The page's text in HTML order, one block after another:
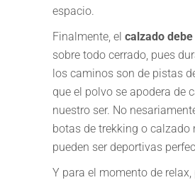
espacio.
Finalmente, el calzado
sobre todo cerrado, pues
los caminos son de pistas
que el polvo se apodera de
nuestro ser. No
botas de trekking o calzado
pueden ser deportivas
Y para el momento de relax,